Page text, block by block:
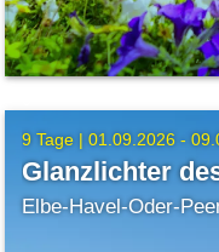
9 Tage |01.09.2026 -
Glanzlichter
Elbe-Havel-Oder-